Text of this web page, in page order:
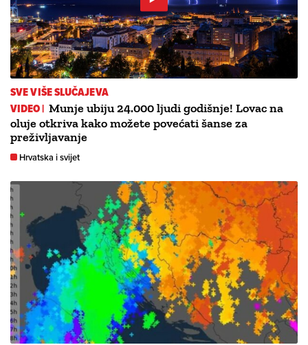
SVE VIŠE SLUČAJEVA
VIDEO | Munje ubiju 24.000 ljudi godišnje! Lovac na
oluje otkriva kako možete povećati šanse za
preživljavanje
Hrvatska i svijet